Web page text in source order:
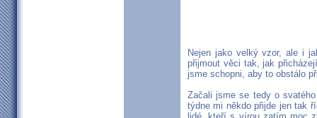
Nejen jako velký vzor, ale i
přijmout věci tak, jak
jsme schopni, aby to obstálo
Začali jsme se tedy o
týdne mi někdo přijde jen tak